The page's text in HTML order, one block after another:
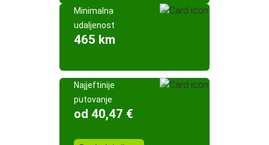
Minimalna
udaljenost
465 km
Najjeftinije
putovanje
od 40,47 €